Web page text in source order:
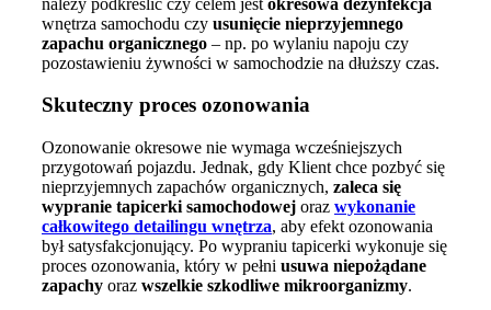
wnętrza samochodu czy usunięcie nieprzyjemnego
zapachu organicznego – np. po wylaniu napoju czy
pozostawieniu żywności w samochodzie na dłuższy czas.
Skuteczny proces ozonowania
Ozonowanie okresowe nie wymaga wcześniejszych
przygotowań pojazdu. Jednak, gdy Klient chce pozbyć się
nieprzyjemnych zapachów organicznych, zaleca się
wypranie tapicerki samochodowej oraz wykonanie
całkowitego detailingu wnętrza, aby efekt ozonowania
był satysfakcjonujący. Po wypraniu tapicerki wykonuje się
proces ozonowania, który w pełni usuwa niepożądane
zapachy oraz wszelkie szkodliwe mikroorganizmy.